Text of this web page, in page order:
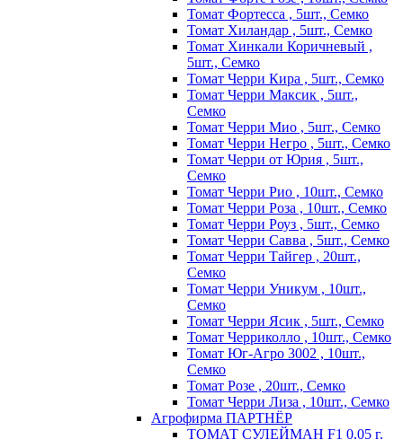
Томат Фортесса , 5шт., Семко
Томат Хиландар , 5шт., Семко
Томат Хинкали Коричневый ,
5шт., Семко
Томат Черри Кира , 5шт., Семко
Томат Черри Максик , 5шт.,
Семко
Томат Черри Мио , 5шт., Семко
Томат Черри Негро , 5шт., Семко
Томат Черри от Юрия , 5шт.,
Семко
Томат Черри Рио , 10шт., Семко
Томат Черри Роза , 10шт., Семко
Томат Черри Роуз , 5шт., Семко
Томат Черри Савва , 5шт., Семко
Томат Черри Тайгер , 20шт.,
Семко
Томат Черри Уникум , 10шт.,
Семко
Томат Черри Ясик , 5шт., Семко
Томат Черриколло , 10шт., Семко
Томат Юг-Агро 3002 , 10шт.,
Семко
Томат Розе , 20шт., Семко
Томат Черри Лиза , 10шт., Семко
Агрофирма ПАРТНЁР
ТОМАТ СУЛЕЙМАН F1 0,05 г.